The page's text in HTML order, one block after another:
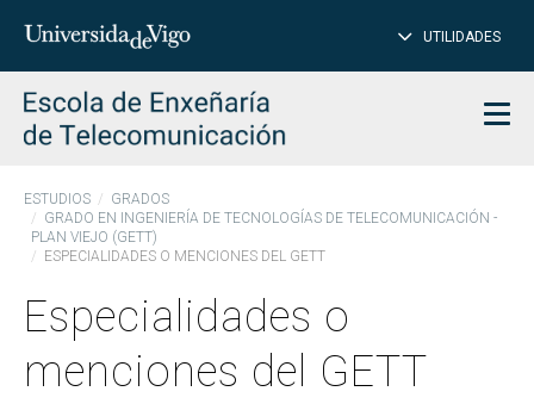
Insertar
para
buscar
UTILIDADES
ESTUDIOS
GRADOS
GRADO EN INGENIERÍA DE TECNOLOGÍAS DE TELECOMUNICACIÓN -
PLAN VIEJO (GETT)
ESPECIALIDADES O MENCIONES DEL GETT
Especialidades o
menciones del GETT